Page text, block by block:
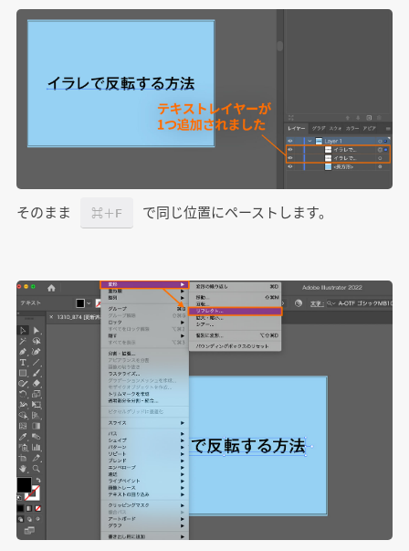
そのまま ⌘＋F で同じ位置にペーストします。